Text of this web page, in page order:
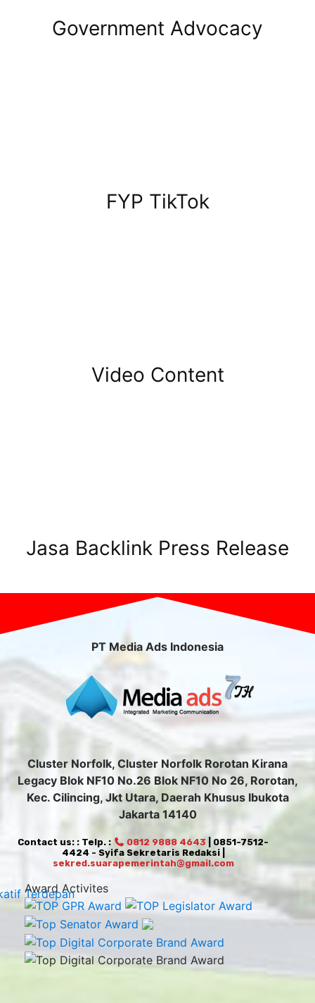
Government Advocacy
FYP TikTok
Video Content
Jasa Backlink Press Release
PT Media Ads Indonesia
Cluster Norfolk, Cluster Norfolk Rorotan Kirana
Legacy Blok NF10 No.26 Blok NF10 No 26, Rorotan,
Kec. Cilincing, Jkt Utara, Daerah Khusus Ibukota
Jakarta 14140
Contact us: : Telp. : 0812 9888 4643 | 0851-7512-
4424 - Syifa Sekretaris Redaksi |
sekred.suarapemerintah@gmail.com
Award Activites